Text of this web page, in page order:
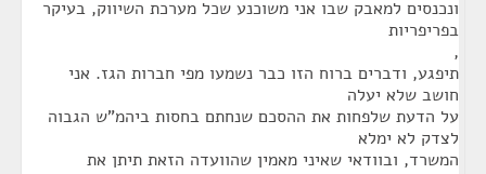
ונכנסים למאבק שבו אני משוכנע שכל מערכת השיווק, בעיקר
בפריפריות
,
תיפגע, ודברים ברוח הזו כבר נשמעו מפי חברות הגז. אני
חושב שלא יעלה
על הדעת שלפחות את ההסכם שנחתם בחסות ביהמ"ש הגבוה
לצדק לא ימלא
המשרד, ובוודאי שאיני מאמין שהוועדה הזאת תיתן את